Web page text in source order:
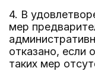
4. В
мер
отказано, если
таких мер